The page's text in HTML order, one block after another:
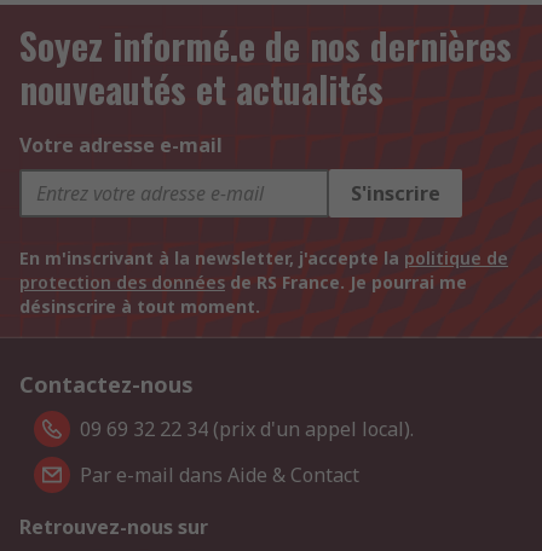
Soyez informé.e de nos dernières
nouveautés et actualités
Votre adresse e-mail
S'inscrire
En m'inscrivant à la newsletter, j'accepte la politique de
protection des données de RS France. Je pourrai me
désinscrire à tout moment.
Contactez-nous
09 69 32 22 34 (prix d'un appel local).
Par e-mail dans Aide & Contact
Retrouvez-nous sur